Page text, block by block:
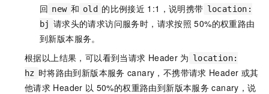
回 new 和 old 的比例接近 1:1，说明携带 location:
bj 请求头的请求访问服务时，请求按照 50%的权重路由
到新版本服务。
根据以上结果，可以看到当请求 Header 为 location:
hz 时将路由到新版本服务 canary，不携带请求 Header 或其
他请求 Header 以 50%的权重路由到新版本服务 canary，说